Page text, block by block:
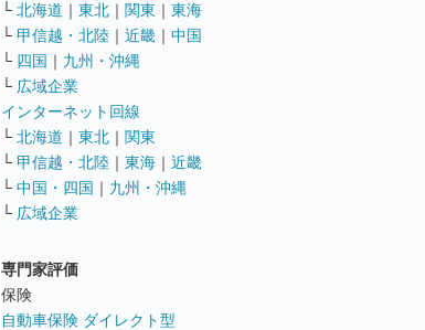
└ 北海道 ｜ 東北 ｜ 関東 ｜ 東海
└ 甲信越・北陸 ｜ 近畿 ｜ 中国
└ 四国 ｜ 九州・沖縄
└ 広域企業
インターネット回線
└ 北海道 ｜ 東北 ｜ 関東
└ 甲信越・北陸 ｜ 東海 ｜ 近畿
└ 中国・四国 ｜ 九州・沖縄
└ 広域企業
専門家評価
保険
自動車保険 ダイレクト型